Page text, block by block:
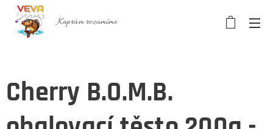
Kaprům rozumíme
Cherry B.O.M.B.